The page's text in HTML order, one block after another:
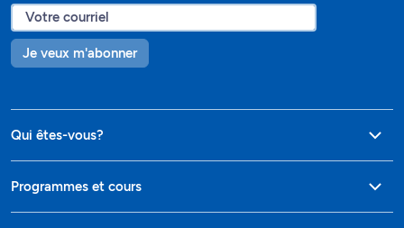
Je veux m'abonner
Qui êtes-vous?
Programmes et cours